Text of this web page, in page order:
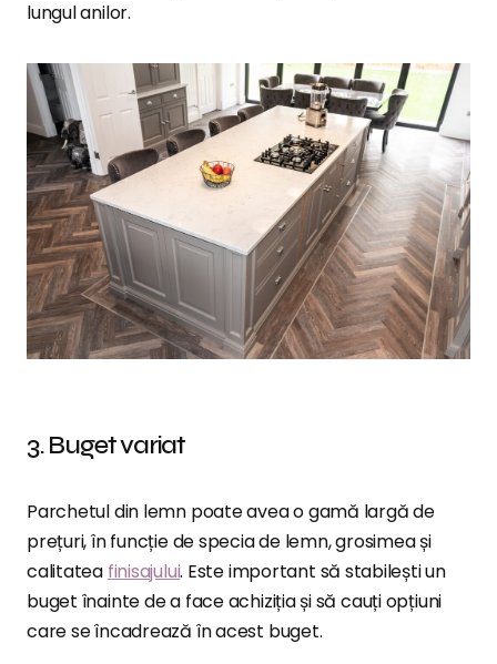
lungul anilor.
3. Buget variat
Parchetul din lemn poate avea o gamă largă de
prețuri, în funcție de specia de lemn, grosimea și
calitatea finisajului. Este important să stabilești un
buget înainte de a face achiziția și să cauți opțiuni
care se încadrează în acest buget.